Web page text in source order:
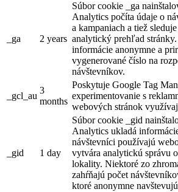
_ga 2 years
Súbor cookie _ga
Analytics počíta údaje o
a kampaniach a tiež
analytický prehľad
informácie anonymne a
vygenerované číslo na
návštevníkov.
_gcl_au
3
months
Poskytuje Google Tag
experimentovanie s
webových stránok
_gid 1 day
Súbor cookie _gid
Analytics ukladá
návštevníci používajú
vytvára analytickú správu
lokality. Niektoré zo
zahŕňajú počet
ktoré anonymne